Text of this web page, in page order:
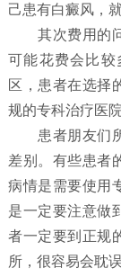
己患有白癜风，
其次费用的问
可能花费会比较
区，患者在选择
规的专科治疗医
患者朋友们所
差别。有些患者
病情是需要使用
是一定要注意做
者一定要到正规
所，很容易会耽误